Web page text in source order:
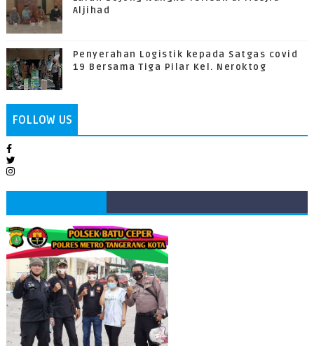
Aljihad
Penyerahan Logistik kepada Satgas covid
19 Bersama Tiga Pilar Kel. Neroktog
FOLLOW US